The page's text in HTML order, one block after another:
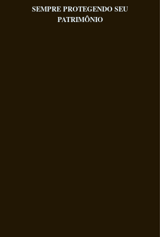
SEMPRE PROTEGENDO SEU
PATRIMÔNIO